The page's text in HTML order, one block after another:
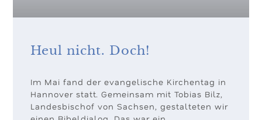
Heul nicht. Doch!
Im Mai fand der evangelische Kirchentag in
Hannover statt. Gemeinsam mit Tobias Bilz,
Landesbischof von Sachsen, gestalteten wir